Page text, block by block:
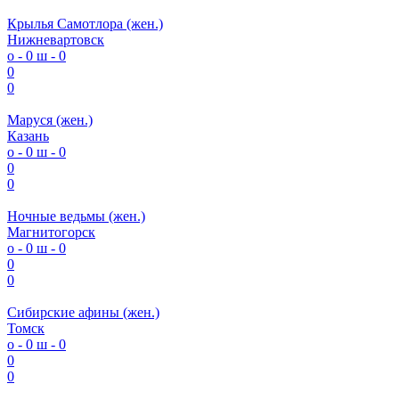
Крылья Самотлора (жен.)
Нижневартовск
о - 0 ш - 0
0
0
Маруся (жен.)
Казань
о - 0 ш - 0
0
0
Ночные ведьмы (жен.)
Магнитогорск
о - 0 ш - 0
0
0
Сибирские афины (жен.)
Томск
о - 0 ш - 0
0
0